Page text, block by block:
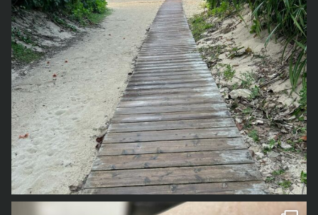
1年前の事なので、若干記憶が曖昧